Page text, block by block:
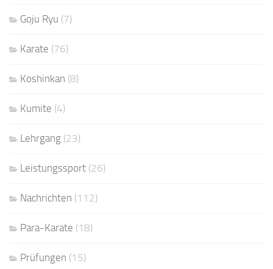
Goju Ryu (7)
Karate (76)
Koshinkan (8)
Kumite (4)
Lehrgang (23)
Leistungssport (26)
Nachrichten (112)
Para-Karate (18)
Prüfungen (15)